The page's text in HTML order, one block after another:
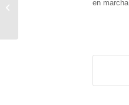
en marcha.